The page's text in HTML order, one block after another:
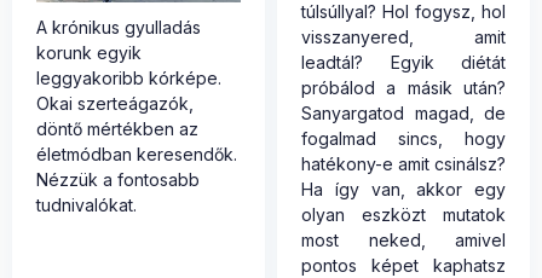
A krónikus gyulladás
korunk egyik
leggyakoribb kórképe.
Okai szerteágazók,
döntő mértékben az
életmódban keresendők.
Nézzük a fontosabb
tudnivalókat.
túlsúllyal? Hol fogysz, hol
visszanyered, amit
leadtál? Egyik diétát
próbálod a másik után?
Sanyargatod magad, de
fogalmad sincs, hogy
hatékony-e amit csinálsz?
Ha így van, akkor egy
olyan eszközt mutatok
most neked, amivel
pontos képet kaphatsz